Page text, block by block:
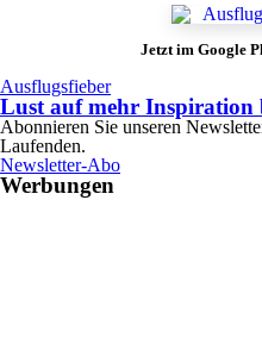
Jetzt im Google
Ausflugsfieber
Lust auf mehr Inspiration
Abonnieren Sie unseren
Laufenden.
Newsletter-Abo
Werbungen